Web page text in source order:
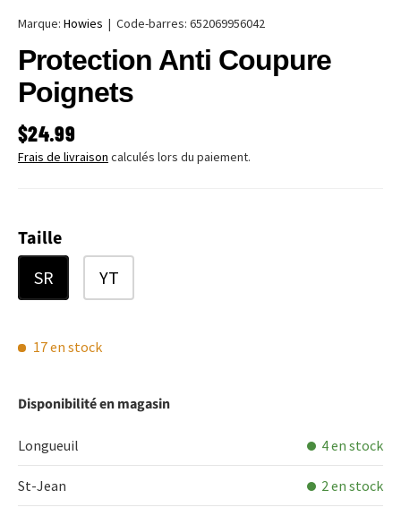
Marque: Howies | Code-barres: 652069956042
Protection Anti Coupure
Poignets
PRIX HABITUEL
$24.99
Frais de livraison calculés lors du paiement.
Taille
SR YT
17 en stock
Disponibilité en magasin
Longueuil 4 en stock
St-Jean 2 en stock